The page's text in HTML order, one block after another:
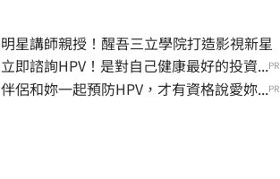
明星講師親授！醒吾三立學院打造影視新星
立即諮詢HPV！是對自己健康最好的投資...PR
伴侶和妳一起預防HPV，才有資格說愛妳...PR